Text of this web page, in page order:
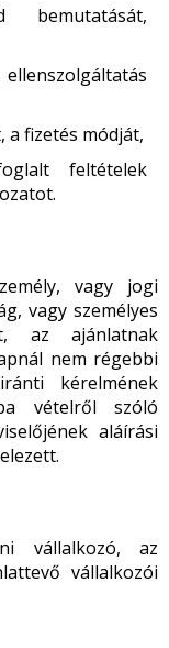
a fizetés módját,
feltételek
vagy jogi
vagy személyes
az ajánlatnak
nem régebbi
kérelmének
vételről szóló
aláírási
vállalkozó, az
vállalkozói